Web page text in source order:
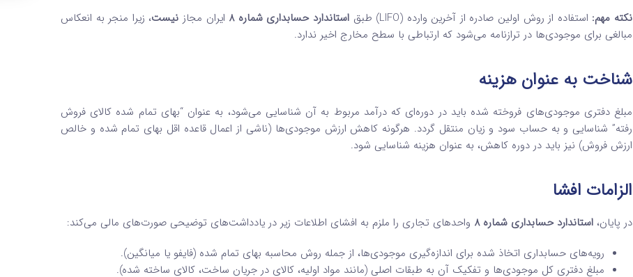
نکته مهم: استفاده از روش اولین صادره از آخرین وارده (LIFO) طبق استاندارد حسابداری شماره 8 ایران مجاز نیست، زیرا منجر به انعکاس
مبالغی برای موجودی‌ها در ترازنامه می‌شود که ارتباطی با سطح مخارج اخیر ندارد.
شناخت به عنوان هزینه
مبلغ دفتری موجودی‌های فروخته شده باید در دوره‌ای که درآمد مربوط به آن شناسایی می‌شود، به عنوان “بهای تمام شده کالای فروش
رفته” شناسایی و به حساب سود و زیان منتقل گردد. هرگونه کاهش ارزش موجودی‌ها (ناشی از اعمال قاعده اقل بهای تمام شده و خالص
ارزش فروش) نیز باید در دوره کاهش، به عنوان هزینه شناسایی شود.
الزامات افشا
در پایان، استاندارد حسابداری شماره 8 واحدهای تجاری را ملزم به افشای اطلاعات زیر در یادداشت‌های توضیحی صورت‌های مالی می‌کند:
رویه‌های حسابداری اتخاذ شده برای اندازه‌گیری موجودی‌ها، از جمله روش محاسبه بهای تمام شده (فایفو یا میانگین).
مبلغ دفتری کل موجودی‌ها و تفکیک آن به طبقات اصلی (مانند مواد اولیه، کالای در جریان ساخت، کالای ساخته شده).